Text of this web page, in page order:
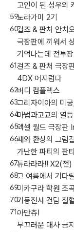
고인이 된 성우의
노라가미 2기
걸즈 & 판처 안치
극장판에 끼워서
기억나는데 전투
걸즈 & 판처 극장
4DX 어지럽다
버디 컴플렉스
그리자이아의 미
마법과고교의 열
액셀 월드 극장
재와 환상의 그림
가난한 파티의 판
듀라라라!! X2(전)
그 여름에서 기다
미카구라 학원 조
기동전사 건담 철
아만츄!
부끄러운 대사 금